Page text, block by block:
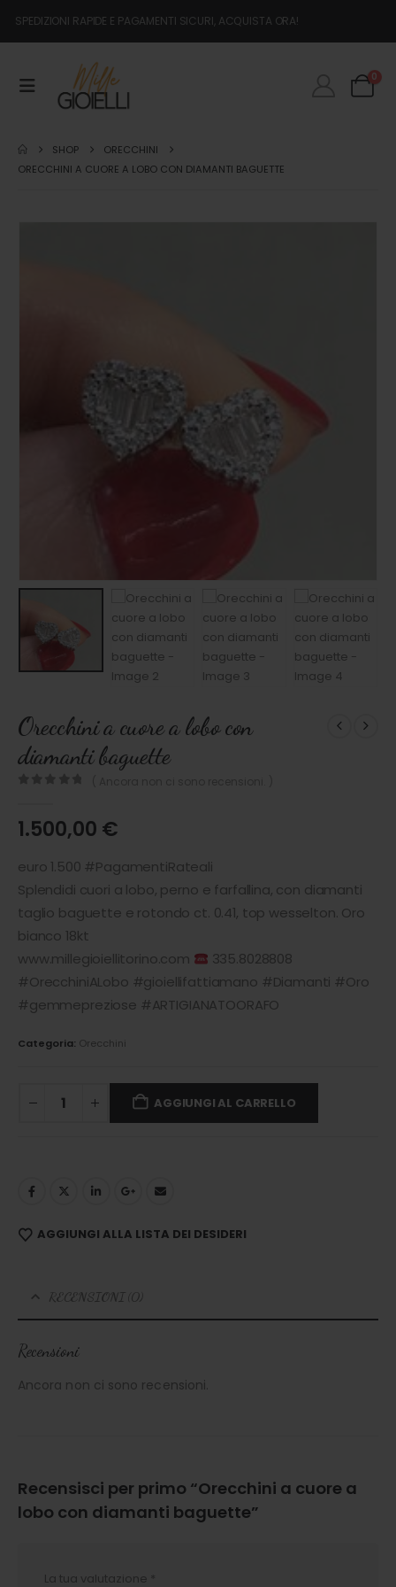
SPEDIZIONI RAPIDE E PAGAMENTI SICURI, ACQUISTA ORA!
0
SHOP
ORECCHINI
ORECCHINI A CUORE A LOBO CON DIAMANTI BAGUETTE
Orecchini a cuore a lobo con
diamanti baguette
1.500,00 €
euro 1.500 #PagamentiRateali
Splendidi cuori a lobo, perno e farfallina, con diamanti
taglio baguette e rotondo ct. 0.41, top wesselton. Oro
bianco 18kt
www.millegioiellitorino.com
335.8028808
#OrecchiniALobo #gioiellifattiamano #Diamanti #Oro
#gemmepreziose #ARTIGIANATOORAFO
Categoria: Orecchini
AGGIUNGI AL CARRELLO
AGGIUNGI ALLA LISTA DEI DESIDERI
RECENSIONI (0)
Recensioni
Ancora non ci sono recensioni.
Recensisci per primo “Orecchini a cuore a
lobo con diamanti baguette”
La tua valutazione *